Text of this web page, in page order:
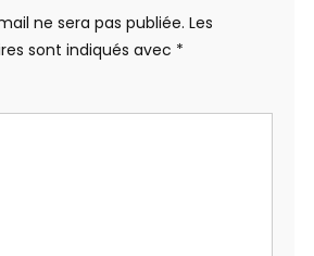
ne sera pas publiée. Les
sont indiqués avec *